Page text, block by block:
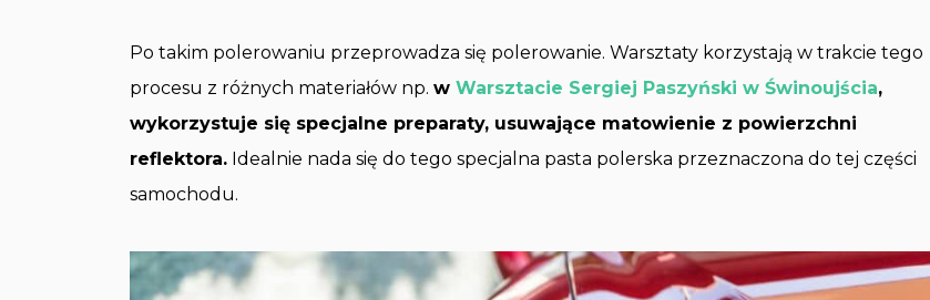
Po takim polerowaniu przeprowadza się polerowanie. Warsztaty korzystają w trakcie tego
procesu z różnych materiałów np. w Warsztacie Sergiej Paszyński w Świnoujścia,
wykorzystuje się specjalne preparaty, usuwające matowienie z powierzchni
reflektora. Idealnie nada się do tego specjalna pasta polerska przeznaczona do tej części
samochodu.